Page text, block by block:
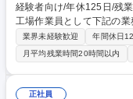
経験者向け/年休125日/残業月10h以下！ 仕事の
工場作業員として下記の
いて】入社後は資格不要
作業からスタートいただきます。 【育成について】教育
て丁寧に指導しますので
セット（玉掛け、ガス溶
操作や重機運転、金属スク
業界未経験歓迎 年間休日
月平均残業時間20時間以内
正社員